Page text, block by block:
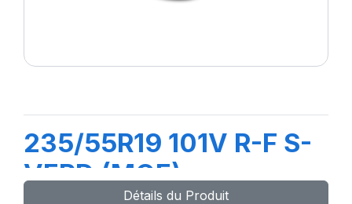
235/55R19 101V R-F S-
VERD (MOE)
Détails du Produit